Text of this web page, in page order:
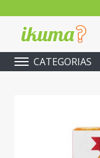
CATEGORIAS